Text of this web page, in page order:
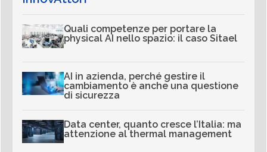
Quali competenze per portare la
physical AI nello spazio: il caso Sitael
AI in azienda, perché gestire il
cambiamento è anche una questione
di sicurezza
Data center, quanto cresce l’Italia: ma
attenzione al thermal management